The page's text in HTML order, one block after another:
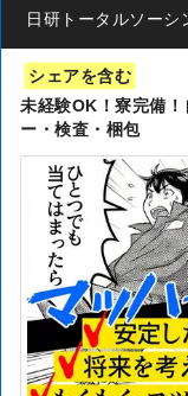
日研トータルソー
シェアを含む
未経験OK！寮完備
ー・検査・梱包